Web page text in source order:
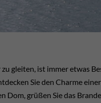
gleiten, ist immer etwas
Sie den Charme
Dom, grüßen Sie das